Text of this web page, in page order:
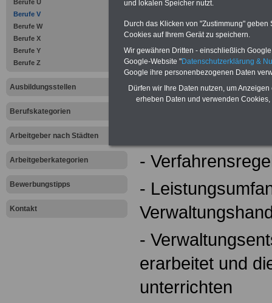
Berufe U
Berufe V
Berufe W
Berufe X
Berufe Y
Berufe Z
Ausbildungsstellen
Berufskategorien
Arbeitgeber nach Städten
Arbeitgeberkategorien
Bewerbungstipps
Kontakt
-
anwendet
-
-
-
erarbeitet und
unterrichten
und lokalen Speicher nutzt.
Durch das Klicken von "Zustimmung"
Cookies auf Ihrem Gerät zu speichern.
Wir gewähren Dritten - einschließlich
Google-Website "Datenschutzerklärung &
Google ihre personenbezogenen Daten
Dürfen wir Ihre Daten nutzen, um
erheben Daten und verwenden